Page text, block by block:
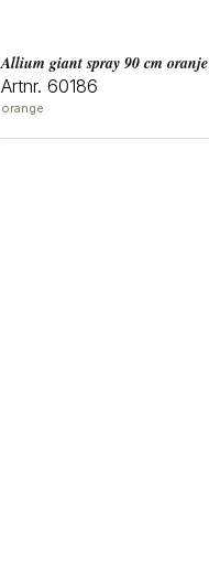
allium giant spray 90 cm oranje
Artnr. 60186
orange